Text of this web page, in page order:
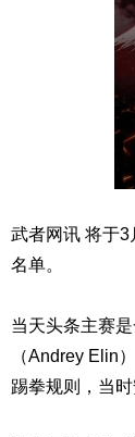
武者网讯 将于
名单。
当天头条主赛
（Andrey Elin
踢拳规则，当